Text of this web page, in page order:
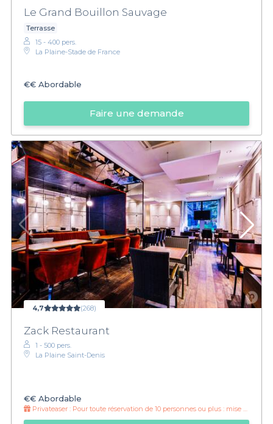
Le Grand Bouillon Sauvage
Terrasse
15 - 400 pers.
La Plaine-Stade de France
€€ Abordable
Faire une demande
4,7 (268)
Zack Restaurant
1 - 500 pers.
La Plaine Saint-Denis
€€ Abordable
Privateaser : Pour toute réservation de 10 personnes ou plus : mise en bouche offerte